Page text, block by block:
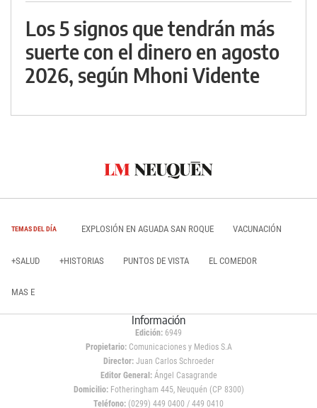
Los 5 signos que tendrán más
suerte con el dinero en agosto
2026, según Mhoni Vidente
TEMAS DEL DÍA EXPLOSIÓN EN AGUADA SAN ROQUE VACUNACIÓN
+SALUD +HISTORIAS PUNTOS DE VISTA EL COMEDOR
MAS E
Información
Edición: 6949
Propietario:Comunicaciones y Medios S.A
Director: Juan Carlos Schroeder
Editor General:Ángel Casagrande
Domicilio:Fotheringham 445, Neuquén (CP 8300)
Teléfono: (0299) 449 0400 / 449 0410